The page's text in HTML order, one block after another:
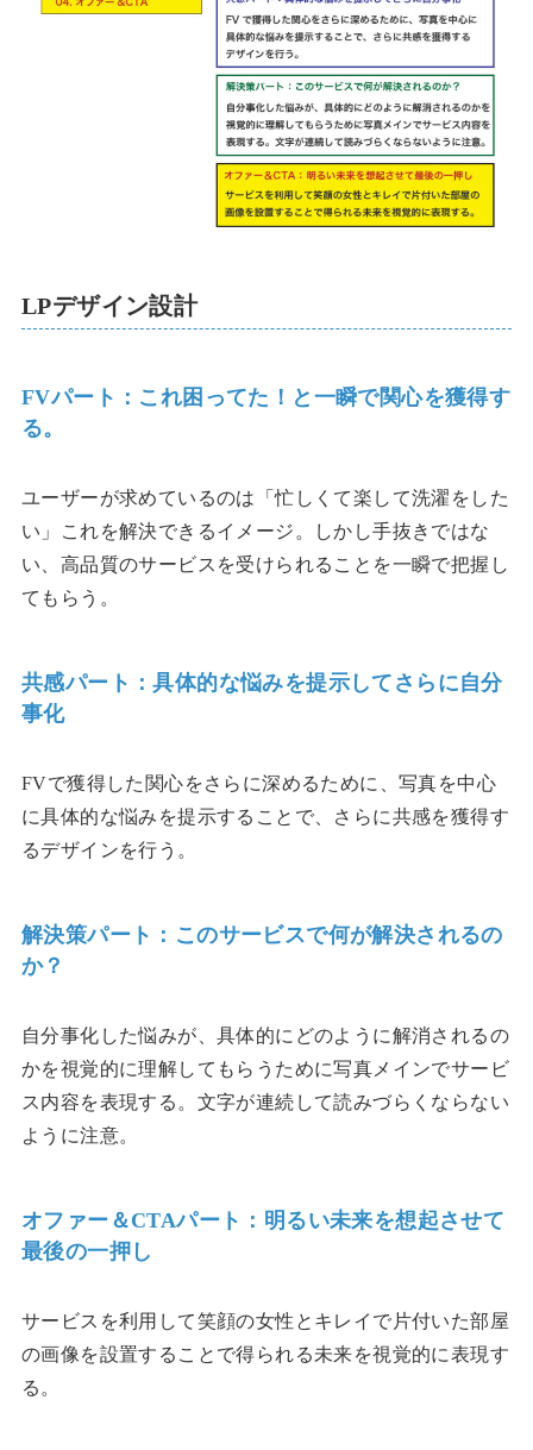
LPデザイン設計
FVパート：これ困ってた！と一瞬で関心を獲得す
る。
ユーザーが求めているのは「忙しくて楽して洗濯をした
い」これを解決できるイメージ。しかし手抜きではな
い、高品質のサービスを受けられることを一瞬で把握し
てもらう。
共感パート：具体的な悩みを提示してさらに自分
事化
FVで獲得した関心をさらに深めるために、写真を中心
に具体的な悩みを提示することで、さらに共感を獲得す
るデザインを行う。
解決策パート：このサービスで何が解決されるの
か？
自分事化した悩みが、具体的にどのように解消されるの
かを視覚的に理解してもらうために写真メインでサービ
ス内容を表現する。文字が連続して読みづらくならない
ように注意。
オファー＆CTAパート：明るい未来を想起させて
最後の一押し
サービスを利用して笑顔の女性とキレイで片付いた部屋
の画像を設置することで得られる未来を視覚的に表現す
る。